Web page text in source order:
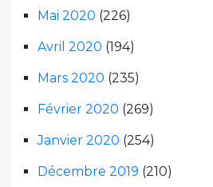
Mai 2020 (226)
Avril 2020 (194)
Mars 2020 (235)
Février 2020 (269)
Janvier 2020 (254)
Décembre 2019 (210)